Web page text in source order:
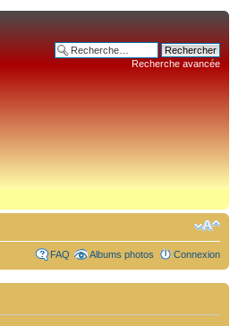
Recherche avancée
FAQ Albums photos Connexion